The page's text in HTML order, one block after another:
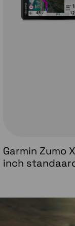
Garmin Zumo
inch